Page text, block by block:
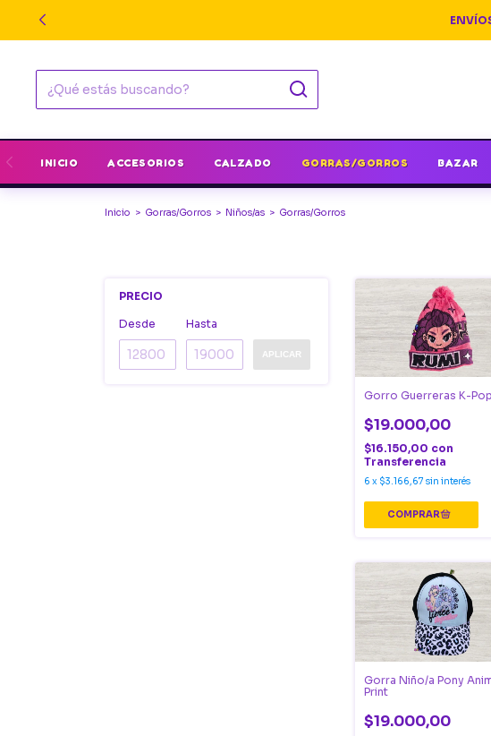
INICIO ACCESORIOS CALZADO GORRAS/GORROS BAZAR
Inicio > Gorras/Gorros > Niños/as > Gorras/Gorros
PRECIO
Desde Hasta
APLICAR
Gorro Guerreras K-
$19.000,00
$16.150,00 con
Transferencia
6 x $3.166,67 sin interés
Gorra Niño/a Pony
Print
$19.000,00